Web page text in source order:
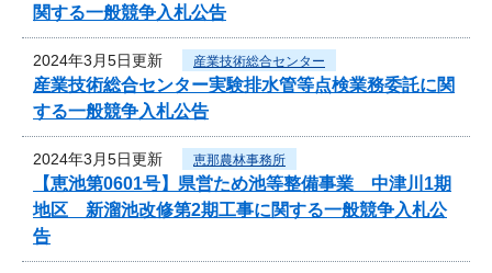
関する一般競争入札公告
2024年3月5日更新 産業技術総合センター
産業技術総合センター実験排水管等点検業務委託に関
する一般競争入札公告
2024年3月5日更新 恵那農林事務所
【恵池第0601号】県営ため池等整備事業 中津川1期
地区 新溜池改修第2期工事に関する一般競争入札公
告